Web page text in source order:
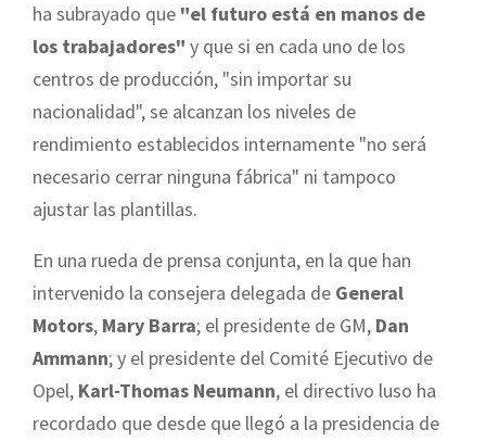
ha subrayado que "el futuro está en manos de
los trabajadores" y que si en cada uno de los
centros de producción, "sin importar su
nacionalidad", se alcanzan los niveles de
rendimiento establecidos internamente "no será
necesario cerrar ninguna fábrica" ni tampoco
ajustar las plantillas.
En una rueda de prensa conjunta, en la que han
intervenido la consejera delegada de General
Motors, Mary Barra; el presidente de GM, Dan
Ammann; y el presidente del Comité Ejecutivo de
Opel, Karl-Thomas Neumann, el directivo luso ha
recordado que desde que llegó a la presidencia de